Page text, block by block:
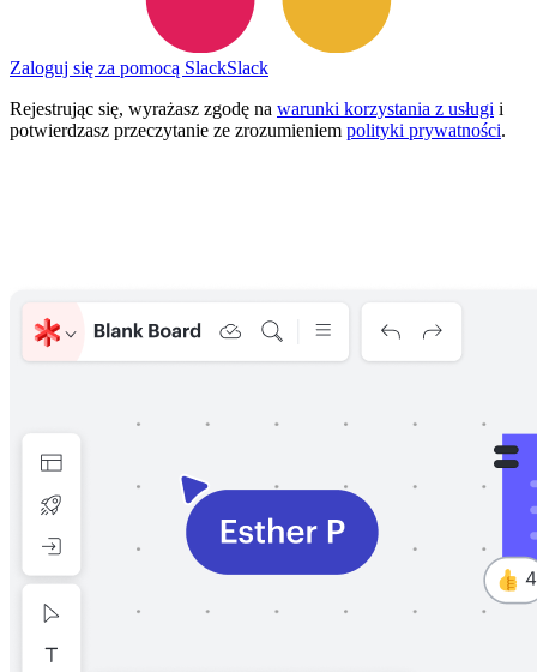
Zaloguj się za pomocą SlackSlack
Rejestrując się, wyrażasz zgodę na warunki korzystania z usługi i
potwierdzasz przeczytanie ze zrozumieniem polityki prywatności.